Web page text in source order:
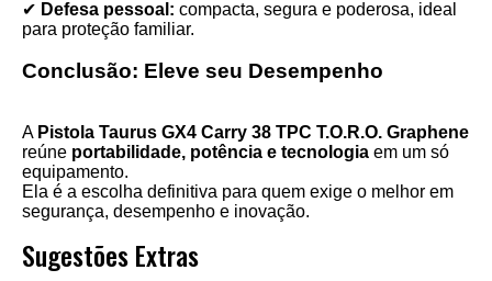
✔ Defesa pessoal: compacta, segura e poderosa, ideal
para proteção familiar.
Conclusão: Eleve seu Desempenho
A Pistola Taurus GX4 Carry 38 TPC T.O.R.O. Graphene
reúne portabilidade, potência e tecnologia em um só
equipamento.
Ela é a escolha definitiva para quem exige o melhor em
segurança, desempenho e inovação.
Sugestões Extras